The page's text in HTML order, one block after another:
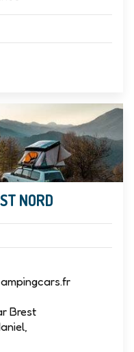
NORD
Brest